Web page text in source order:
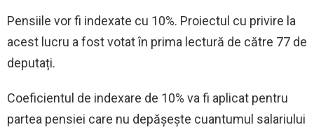
Pensiile vor fi indexate cu 10%. Proiectul cu privire la
acest lucru a fost votat în prima lectură de către 77 de
deputați.
Coeficientul de indexare de 10% va fi aplicat pentru
partea pensiei care nu depășește cuantumul salariului